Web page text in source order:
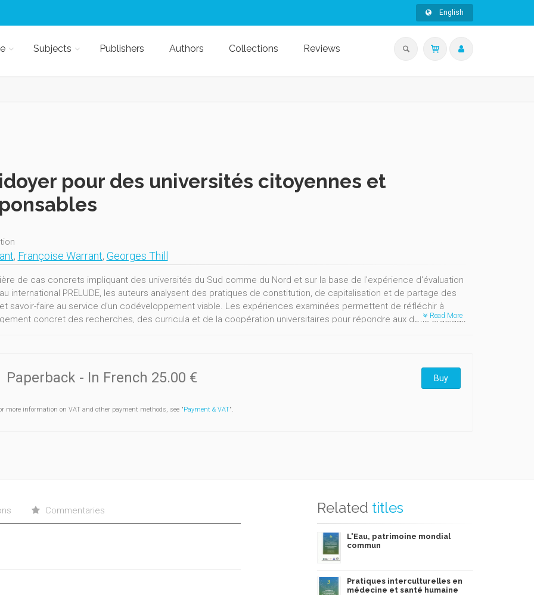
English
Subjects Publishers Authors Collections Reviews
pour des universités citoyennes et
, Françoise Warrant, Georges Thill
de cas concrets impliquant des universités du Sud comme du Nord et sur la base de l'expérience d'évaluation
international PRELUDE, les auteurs analysent des pratiques de constitution, de capitalisation et de partage des
savoir-faire au service d'un codéveloppement viable. Les expériences examinées permettent de réfléchir à
concret des recherches, des curricula et de la coopération universitaires pour répondre aux défis cruciaux
Read More
Paperback - In French 25.00 € Buy
more information on VAT and other payment methods, see "Payment & VAT".
Commentaries Related titles
L'Eau, patrimoine mondial
commun
Pratiques interculturelles en
médecine et santé humaine